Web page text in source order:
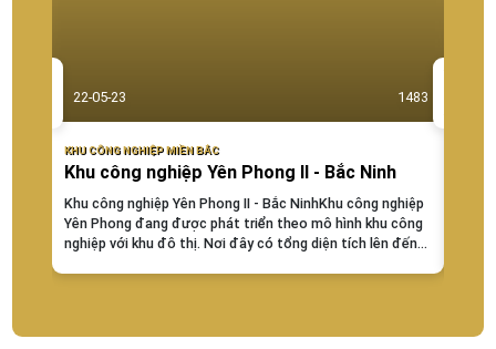
22-05-23 1483
KHU CÔNG NGHIỆP MIỀN BẮC
Khu công nghiệp Yên Phong II - Bắc Ninh
Khu công nghiệp Yên Phong II - Bắc NinhKhu công nghiệp
Yên Phong đang được phát triển theo mô hình khu công
nghiệp với khu đô thị. Nơi đây có tổng diện tích lên đến